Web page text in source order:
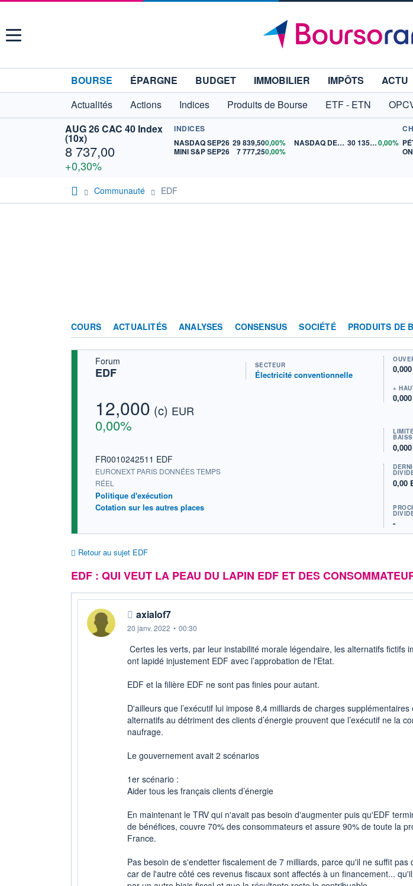
Menu
BOURSE ÉPARGNE BUDGET IMMOBILIER IMPÔTS ACTU
Actualités
Actions Indices Produits de Bourse ETF - ETN
AUG 26 CAC 40 Index
(10x)
8 737,00
+0,30%
INDICES
NASDAQ SEP26 29 839,500,00%
MINI S&P SEP26
7 777,250,00%
NASDAQ DEC26 30 135,000,00%
Communauté EDF
COURS ACTUALITÉS ANALYSES CONSENSUS SOCIÉTÉ PRODUITS DE
Forum
EDF
12,000 (c) EUR
0,00%
FR0010242511 EDF
EURONEXT PARIS DONNÉES TEMPS
RÉEL
Politique d'exécution
Cotation sur les autres places
SECTEUR
Électricité conventionnelle
0,000
+
0,000
0,000
0,00
-
Retour au sujet EDF
EDF : QUI VEUT LA PEAU DU LAPIN EDF ET DES
axialof7
20 janv. 2022 • 00:30
Certes les verts, par leur instabilité morale légendaire, les alternatifs fictifs
ont lapidé injustement EDF avec l’approbation de l'Etat.
EDF et la filière EDF ne sont pas finies pour autant.
D'ailleurs que l’exécutif lui impose 8,4 milliards de charges
alternatifs au détriment des clients d’énergie prouvent que l’exécutif ne la
naufrage.
Le gouvernement avait 2 scénarios
1er scénario :
Aider tous les français clients d’énergie
En maintenant le TRV qui n'avait pas besoin d'augmenter puis qu'EDF
de bénéfices, couvre 70% des consommateurs et assure 90% de toute la
France.
Pas besoin de s'endetter fiscalement de 7 milliards, parce qu'il ne suffit pas
car de l'autre côté ces revenus fiscaux sont affectés à un financement...